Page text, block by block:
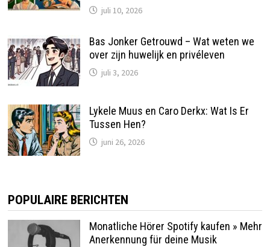
juli 10, 2026
Bas Jonker Getrouwd – Wat weten we
over zijn huwelijk en privéleven
juli 3, 2026
Lykele Muus en Caro Derkx: Wat Is Er
Tussen Hen?
juni 26, 2026
POPULAIRE BERICHTEN
Monatliche Hörer Spotify kaufen » Mehr
Anerkennung für deine Musik